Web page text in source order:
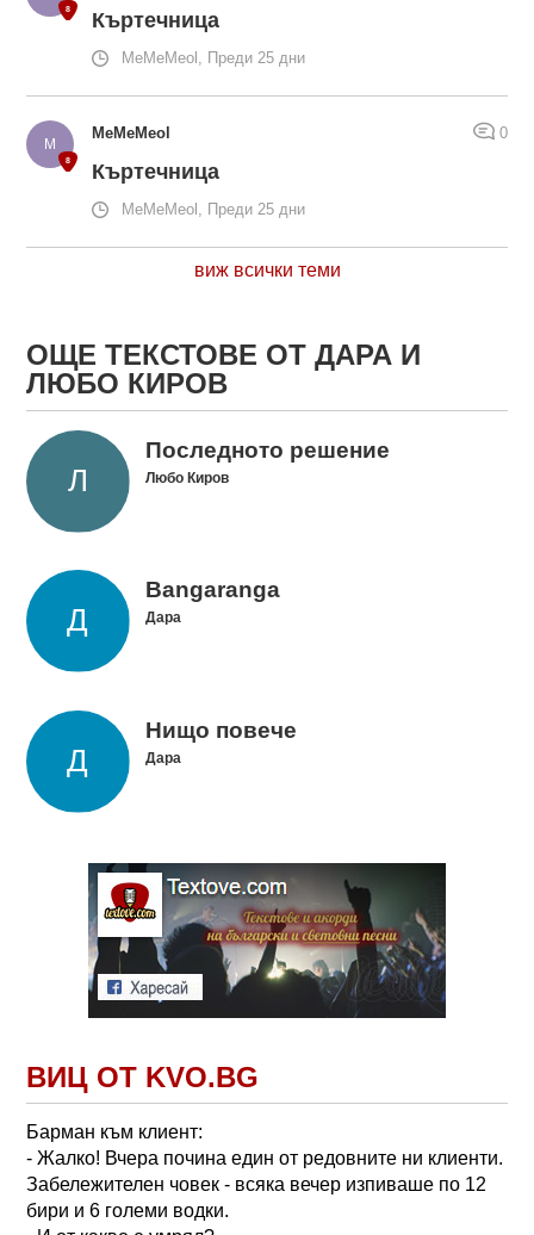
Къртечница
MeMeMeol, Преди 25 дни
MeMeMeol 0
Къртечница
MeMeMeol, Преди 25 дни
виж всички теми
ОЩЕ ТЕКСТОВЕ ОТ ДАРА И
ЛЮБО КИРОВ
Последното решение
Любо Киров
Bangaranga
Дара
Нищо повече
Дара
ВИЦ ОТ KVO.BG
Барман към клиент:
- Жалко! Вчера почина един от редовните ни клиенти.
Забележителен човек - всяка вечер изпиваше по 12
бири и 6 големи водки.